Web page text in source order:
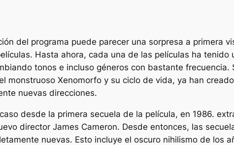
del programa puede parecer una sorpresa a primera
Hasta ahora, cada una de las películas ha
tonos e incluso géneros con bastante
monstruoso Xenomorfo y su ciclo de vida, ya han
nuevas direcciones.
desde la primera secuela de la película, en 1986.
director James Cameron. Desde entonces, las
nuevas. Esto incluye el oscuro nihilismo de los